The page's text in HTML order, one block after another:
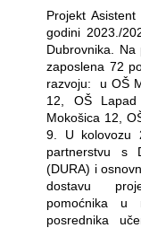
Projekt
godini 2023./
Dubrovnika.
zaposlena 72
razvoju:
u OŠ
12, OŠ
Mokošica 12,
9. U kolovozu
partnerstvu s
(DURA) i
dostavu
pomoćnika u
posrednika